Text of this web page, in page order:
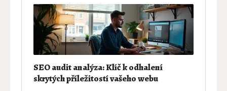
SEO audit analýza: Klíč k odhalení
skrytých příležitostí vašeho webu